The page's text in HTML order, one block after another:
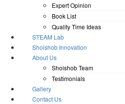
Expert Opinion
Book List
Quality Time Ideas
STEAM Lab
Shoishob Innovation
About Us
Shoishob Team
Testimonials
Gallery
Contact Us